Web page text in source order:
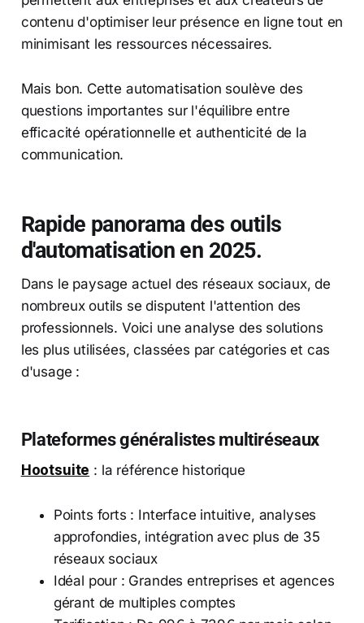
contenu d'optimiser leur présence en ligne tout en
minimisant les ressources nécessaires.
Mais bon. Cette automatisation soulève des
questions importantes sur l'équilibre entre
efficacité opérationnelle et authenticité de la
communication.
Rapide panorama des outils
d'automatisation en 2025.
Dans le paysage actuel des réseaux sociaux, de
nombreux outils se disputent l'attention des
professionnels. Voici une analyse des solutions
les plus utilisées, classées par catégories et cas
d'usage :
Plateformes généralistes multiréseaux
Hootsuite : la référence historique
Points forts : Interface intuitive, analyses
approfondies, intégration avec plus de 35
réseaux sociaux
Idéal pour : Grandes entreprises et agences
gérant de multiples comptes